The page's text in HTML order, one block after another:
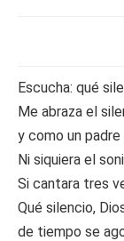
Escucha: qué
Me abraza el
y como un
Ni siquiera el
Si cantara tres
Qué silencio,
de tiempo se